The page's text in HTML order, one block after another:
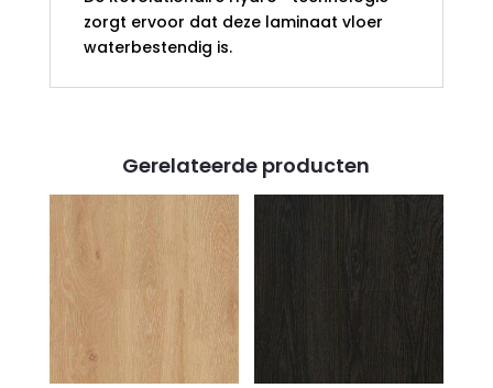
zorgt ervoor dat deze laminaat vloer
waterbestendig is.
Gerelateerde producten